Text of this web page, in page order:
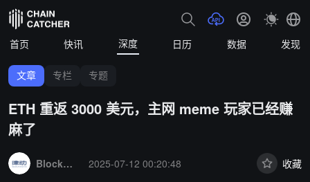
首页 快讯 深度 日历 数据 发现
文章 专栏 专题
ETH 重返 3000 美元，主网 meme 玩家已经赚
麻了
BlockBeats
2025-07-12 00:20:48 收藏